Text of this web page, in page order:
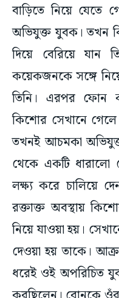
বাড়িতে নিয়ে যেতে
অভিযুক্ত যুবক। তখন
দিয়ে বেরিয়ে যান
কয়েকজনকে সঙ্গে
তিনি। এরপর ফোন
কিশোর সেখানে
তখনই আচমকা
থেকে একটি ধারালো
লক্ষ্য করে চালিয়ে
রক্তাক্ত অবস্থায়
নিয়ে যাওয়া হয়।
দেওয়া হয় তাকে।
ধরেই ওই অপরিচিত